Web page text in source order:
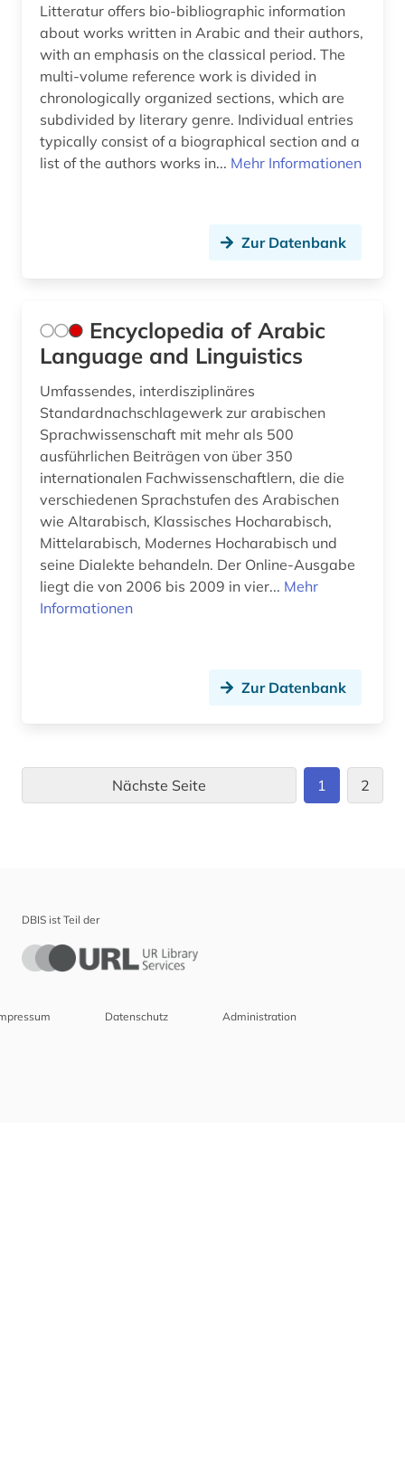
Litteratur offers bio-bibliographic information
about works written in Arabic and their authors,
with an emphasis on the classical period. The
multi-volume reference work is divided in
chronologically organized sections, which are
subdivided by literary genre. Individual entries
typically consist of a biographical section and a
list of the authors works in... Mehr Informationen
Zur Datenbank
Encyclopedia of Arabic
Language and Linguistics
Umfassendes, interdisziplinäres
Standardnachschlagewerk zur arabischen
Sprachwissenschaft mit mehr als 500
ausführlichen Beiträgen von über 350
internationalen Fachwissenschaftlern, die die
verschiedenen Sprachstufen des Arabischen
wie Altarabisch, Klassisches Hocharabisch,
Mittelarabisch, Modernes Hocharabisch und
seine Dialekte behandeln. Der Online-Ausgabe
liegt die von 2006 bis 2009 in vier... Mehr
Informationen
Zur Datenbank
Nächste Seite 1 2
DBIS ist Teil der
Datenschutz Administration